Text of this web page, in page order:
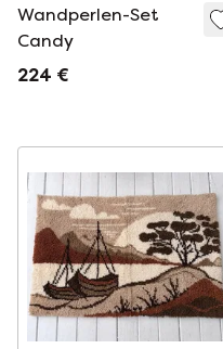
Wandperlen-Set
Candy
224 €